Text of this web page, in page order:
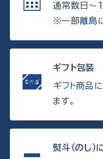
通常数日〜1
※一部離島
ギフト包装
ギフト商品
ます。
熨斗（のし）